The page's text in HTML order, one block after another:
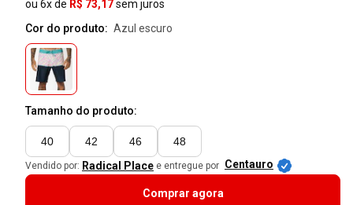
ou 6x de R$ 73,17sem juros
Cor do produto:
azul escuro
Tamanho do produto:
40 42 46 48
Vendido por: Radical Place e entregue por Centauro
Comprar agora